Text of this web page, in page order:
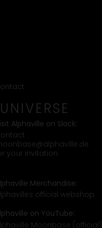
Alphaville on Slack:
your invitation
Merchandise:
official webshop
on YouTube:
Moonbase (official)